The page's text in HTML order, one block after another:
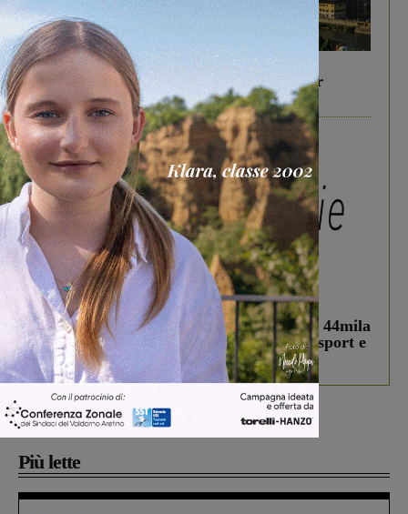
In vetrina 6 Agosto 2026
Gita di famiglia a Firenze: 5 idee per far
divertire i tuoi figli
In vetrina 3 Agosto 2026
Estra Notizie agosto: Smart Cities, oltre 44mila
studenti coinvolti, torna il bando per lo sport e
debutta il podcast Estrair
Più lette